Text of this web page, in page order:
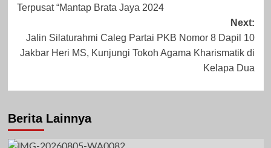
Desember 31,
Oktober 17, 2023
Terpusat “Mantap Brata Jaya 2024
Next:
Jalin Silaturahmi Caleg Partai PKB Nomor 8 Dapil 10
Jakbar Heri MS, Kunjungi Tokoh Agama Kharismatik di
Kelapa Dua
Berita Lainnya